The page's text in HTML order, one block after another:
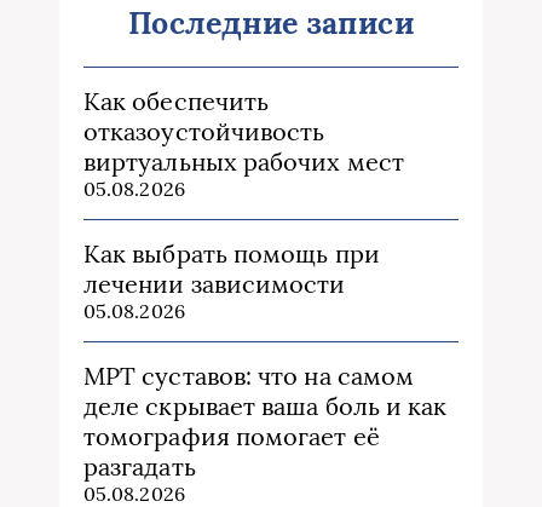
Последние записи
Как обеспечить
отказоустойчивость
виртуальных рабочих мест
05.08.2026
Как выбрать помощь при
лечении зависимости
05.08.2026
МРТ суставов: что на самом
деле скрывает ваша боль и как
томография помогает её
разгадать
05.08.2026